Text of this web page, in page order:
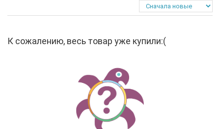
К сожалению, весь товар уже купили:(